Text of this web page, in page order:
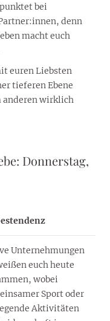
bei
denn
macht euch
euren Liebsten
tieferen Ebene
anderen wirklich
Donnerstag,
Unternehmungen
euch heute
wobei
Sport oder
Aktivitäten